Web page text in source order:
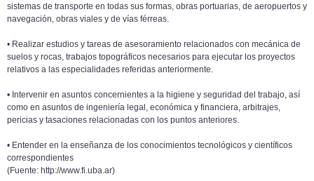
sistemas de transporte en todas sus formas, obras portuarias, de aeropuertos y
navegación, obras viales y de vías férreas.
• Realizar estudios y tareas de asesoramiento relacionados con mecánica de
suelos y rocas, trabajos topográficos necesarios para ejecutar los proyectos
relativos a las especialidades referidas anteriormente.
• Intervenir en asuntos concernientes a la higiene y seguridad del trabajo, así
como en asuntos de ingeniería legal, económica y financiera, arbitrajes,
pericias y tasaciones relacionadas con los puntos anteriores.
• Entender en la enseñanza de los conocimientos tecnológicos y científicos
correspondientes
(Fuente: http://www.fi.uba.ar)